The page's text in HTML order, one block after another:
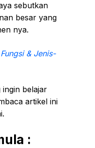
sebutkan
besar yang
nya.
& Jenis-
belajar
artikel ini
: